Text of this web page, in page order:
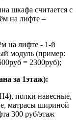
шкафа считается с
на лифте –
на лифте - 1-й
модуль (пример:
= 2300руб);
за 1этаж):
полки навесные,
матрасы шириной
300 руб/этаж